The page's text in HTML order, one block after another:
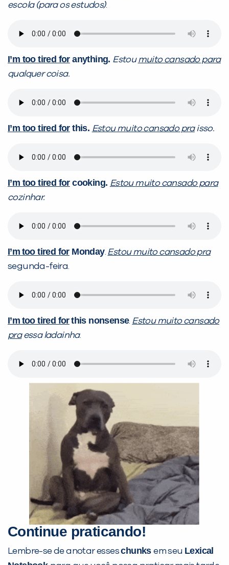
escola (para os estudos).
I’m too tired foranything. Estoumuito cansado para
qualquer coisa.
I’m too tired forthis. Estoumuito cansado praisso.
I’m too tired forcooking. Estoumuito cansado para
cozinhar.
I’m too tired forMonday. Estou muito cansado pra
segunda-feira.
I’m too tired forthis nonsense. Estou muito cansado
praessa ladainha.
Continue praticando!
Lembre-se de anotar esseschunksem seu Lexical